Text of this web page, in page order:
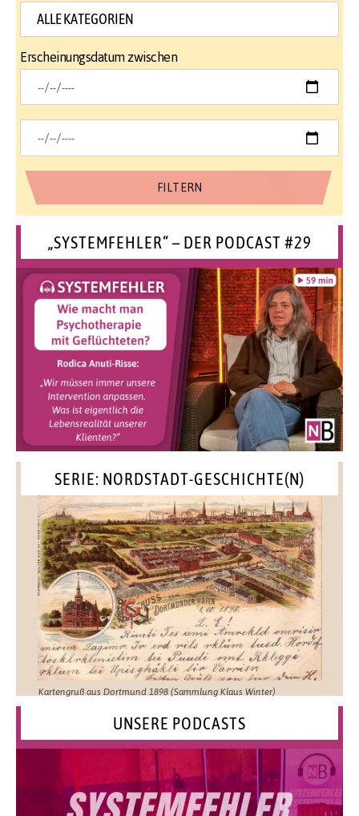
Erscheinungsdatum zwischen
„SYSTEMFEHLER“ – DER PODCAST #29
SERIE: NORDSTADT-GESCHICHTE(N)
Kartengruß aus Dortmund 1898 (Sammlung Klaus Winter)
UNSERE PODCASTS